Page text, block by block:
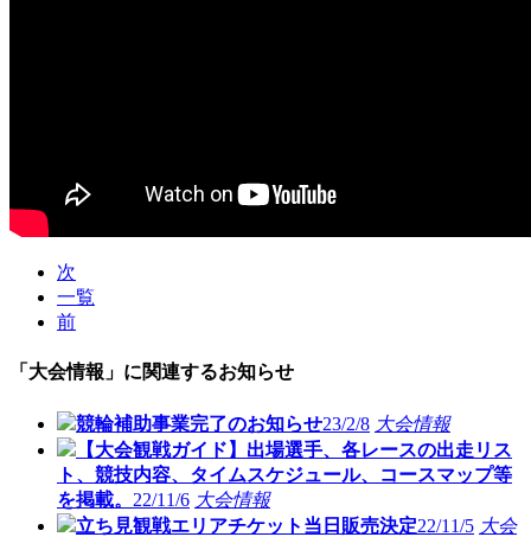
次
一覧
前
「大会情報」に関連するお知らせ
競輪補助事業完了のお知らせ23/2/8 大会情報
【大会観戦ガイド】出場選手、各レースの出走リス
ト、競技内容、タイムスケジュール、コースマップ等
を掲載。 22/11/6 大会情報
立ち見観戦エリアチケット当日販売決定22/11/5 大会